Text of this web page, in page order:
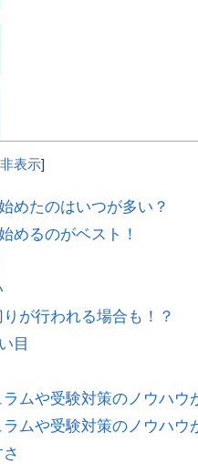
非表示]
めたのはいつが多い？
めるのがベスト！
が行われる場合も！？
目
ムや受験対策のノウハウ
ムや受験対策のノウハウ